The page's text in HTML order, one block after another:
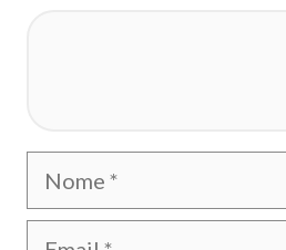
Nome
Email